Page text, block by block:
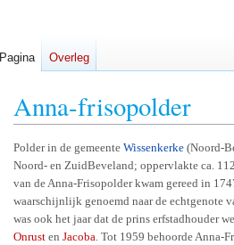
Anna-frisopolder
Naar
navigatie
springen
Naar
zoeken
springen
Polder in de gemeente Wissenkerke (Noord-
Noord- en ZuidBeveland; oppervlakte ca.
van de Anna-Frisopolder kwam gereed in
waarschijnlijk genoemd naar de echtgenote
was ook het jaar dat de prins erfstadhouder
Onrust en Jacoba. Tot 1959 behoorde Anna-
Pagina Overleg